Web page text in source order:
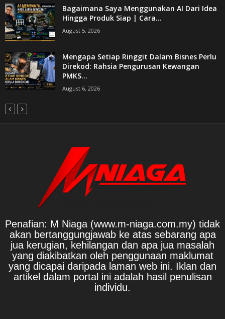
Bagaimana Saya Menggunakan AI Dari Idea
Hingga Produk Siap | Cara...
August 5, 2026
Mengapa Setiap Ringgit Dalam Bisnes Perlu
Direkod: Rahsia Pengurusan Kewangan
PMKS...
August 6, 2026
Penafian: M Niaga (www.m-niaga.com.my) tidak
akan bertanggungjawab ke atas sebarang apa
jua kerugian, kehilangan dan apa jua masalah
yang diakibatkan oleh penggunaan maklumat
yang dicapai daripada laman web ini. Iklan dan
artikel dalam portal ini adalah hasil penulisan
individu.